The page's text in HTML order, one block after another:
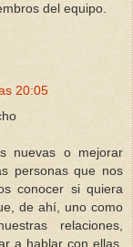
del equipo.
20:05
nuevas o mejorar
personas que nos
conocer si quiera
de ahí, uno como
relaciones,
a hablar con ellas.